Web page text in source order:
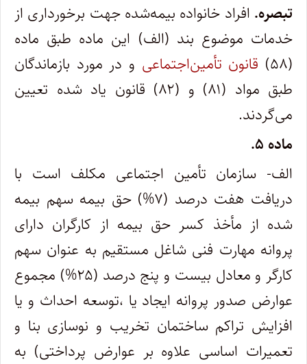
تبصره. افراد خانواده بیمه‌شده جهت برخورداری از
خدمات موضوع بند (الف‌) این ماده طبق ماده
(۵۸)
قانون تأمین‌اجتماعی و در مورد بازماندگان
طبق مواد (۸۱) و (۸۲) قانون یاد شده تعیین
می‌گردند.
ماده ۵.
الف- سازمان تأمین اجتماعی مکلف است با
دریافت هفت درصد (۷%) حق بیمه سهم بیمه
شده از مأخذ کسر حق بیمه از کارگران دارای
پروانه مهارت فنی شاغل مستقیم به عنوان سهم
کارگر و معادل بیست و پنج درصد (۲۵%) مجموع
عوارض صدور پروانه ایجاد یا ،توسعه احداث و یا
افزایش تراکم ساختمان تخریب و نوسازی بنا و
تعمیرات اساسی علاوه بر عوارض پرداختی) به